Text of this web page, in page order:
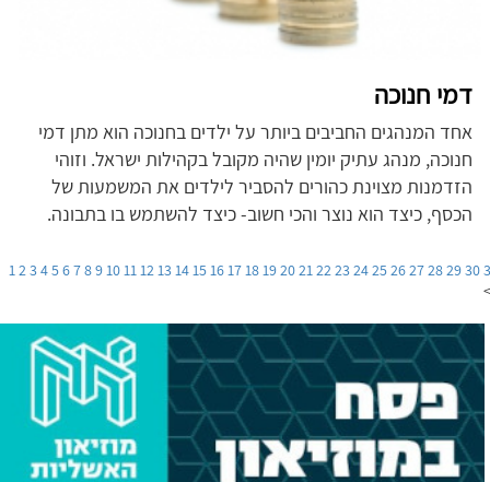
דמי חנוכה
אחד המנהגים החביבים ביותר על ילדים בחנוכה הוא מתן דמי
חנוכה, מנהג עתיק יומין שהיה מקובל בקהילות ישראל. וזוהי
הזדמנות מצוינת כהורים להסביר לילדים את המשמעות של
הכסף, כיצד הוא נוצר והכי חשוב- כיצד להשתמש בו בתבונה.
1 2 3456789 10 11 12 13 14 15 16 17 18 192021 22 2324252627282930
>